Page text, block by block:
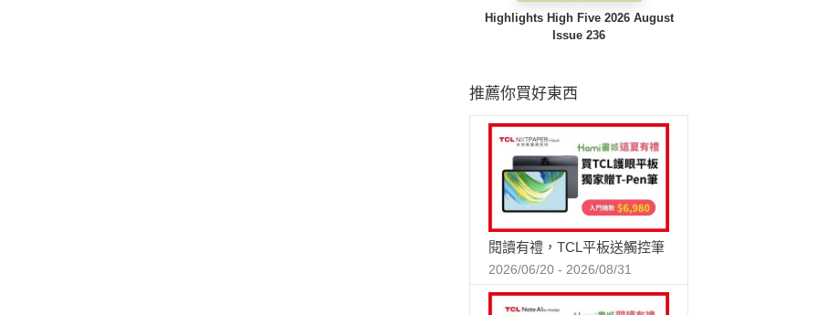
Highlights High Five 2026 August
Issue 236
推薦你買好東西
閱讀有禮，TCL平板送觸控筆
2026/06/20 - 2026/08/31